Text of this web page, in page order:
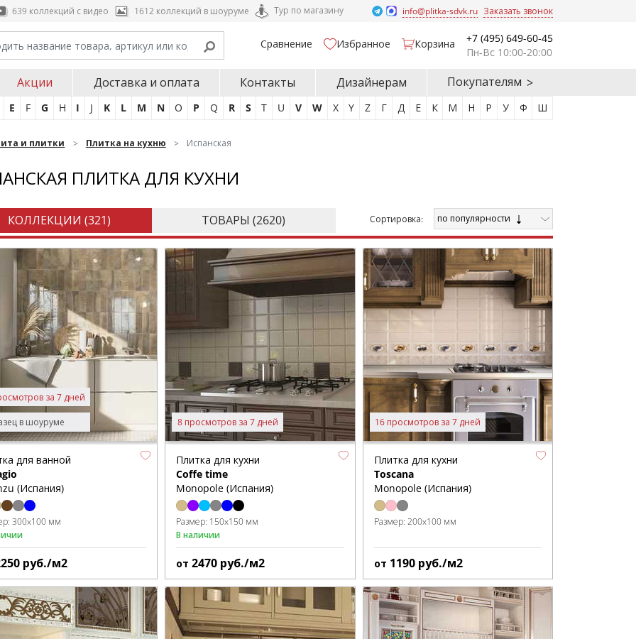
639 коллекций с видео 1612 коллекций в шоуруме Тур по магазину info@plitka-sdvk.ru Заказать звонок
Сравнение Избранное Корзина
+7 (495) 649-60-45
Пн-Вс 10:00-20:00
Акции Доставка и оплата Контакты Дизайнерам Покупателям
E F G H I J K L M N O P Q R S T U V W X Y Z Г Д Е К М Н Р У Ф Ш
и плитки Плитка на кухню Испанская
ПЛИТКА ДЛЯ КУХНИ
КОЛЛЕКЦИИ (321) ТОВАРЫ (2620) Cортировка: по популярности
в шоуруме
за 7 дней
для ванной
(Испания)
300x100 мм
руб./м2
8 просмотров за 7 дней
Плитка для кухни
Coffe time
Monopole (Испания)
Размер: 150x150 мм
В наличии
от2470 руб./м2
16 просмотров за 7 дней
Плитка для кухни
Toscana
Monopole (Испания)
Размер: 200x100 мм
от 1190 руб./м2